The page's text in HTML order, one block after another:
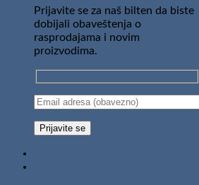
Prijavite se za naš bilten da biste
dobijali obaveštenja o
rasprodajama i novim
proizvodima.